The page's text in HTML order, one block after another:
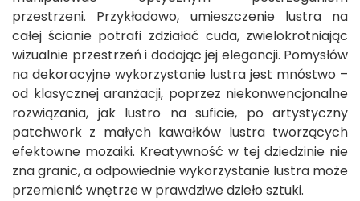
przestrzeni. Przykładowo, umieszczenie lustra na
całej ścianie potrafi zdziałać cuda, zwielokrotniając
wizualnie przestrzeń i dodając jej elegancji. Pomysłów
na dekoracyjne wykorzystanie lustra jest mnóstwo –
od klasycznej aranżacji, poprzez niekonwencjonalne
rozwiązania, jak lustro na suficie, po artystyczny
patchwork z małych kawałków lustra tworzących
efektowne mozaiki. Kreatywność w tej dziedzinie nie
zna granic, a odpowiednie wykorzystanie lustra może
przemienić wnętrze w prawdziwe dzieło sztuki.